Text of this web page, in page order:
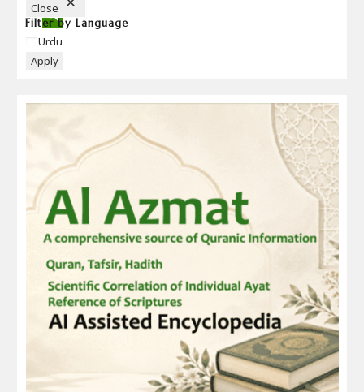
Close
Filter by Language
Language
Urdu
Apply